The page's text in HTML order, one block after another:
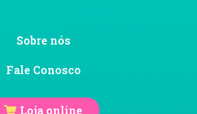
Sobre nós
Fale Conosco
Loja online